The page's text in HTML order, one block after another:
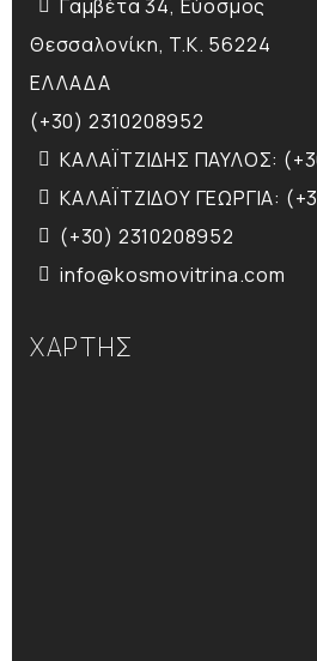
Γαμβέτα 34, Εύοσμος
Θεσσαλονίκη, T.K. 56224
ΕΛΛΑΔΑ
(+30) 2310208952
ΚΑΛΑΪΤΖΙΔΗΣ ΠΑΥΛΟΣ:
ΚΑΛΑΪΤΖΙΔΟΥ ΓΕΩΡΓΙΑ:
(+30) 2310208952
info@kosmovitrina.com
ΧΑΡΤΗΣ